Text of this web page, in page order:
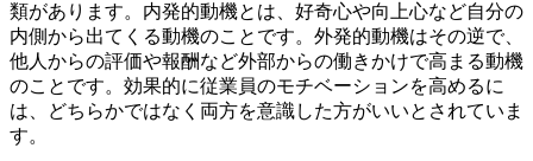
類があります。内発的動機とは、好奇心や向上心など自分の
内側から出てくる動機のことです。外発的動機はその逆で、
他人からの評価や報酬など外部からの働きかけで高まる動機
のことです。効果的に従業員のモチベーションを高めるに
は、どちらかではなく両方を意識した方がいいとされていま
す。